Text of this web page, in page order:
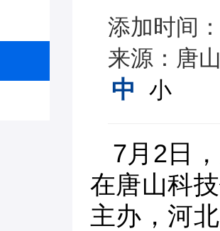
添加时间
来源：唐
中 小
7月2日
在唐山科
主办，河